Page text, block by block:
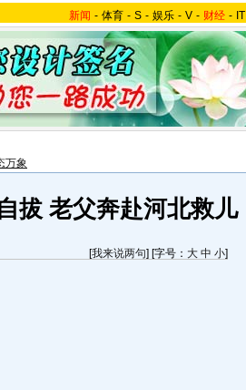
新闻 - 体育 - S - 娱乐 - V - 财经 - IT
万象
拔 老父奔赴河北救儿
[我来说两句] [字号： 大 中 小]